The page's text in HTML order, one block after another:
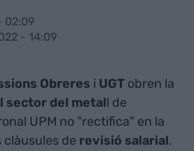
02:09
- 14:09
Obreres i UGT obren la
sector del metall de
UPM no "rectifica" en la
clàusules de revisió salarial.